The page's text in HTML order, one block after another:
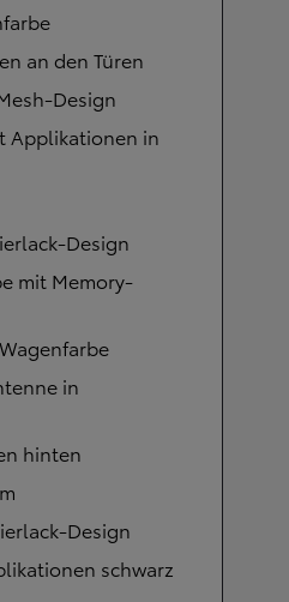
an den Türen
Design
Applikationen in
Design
mit Memory-
in
hinten
Design
schwarz